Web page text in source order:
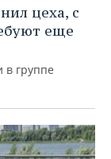
цеха, с
еще
в группе